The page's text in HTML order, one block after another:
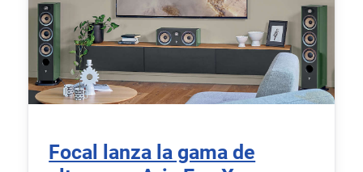
Focal lanza la gama de